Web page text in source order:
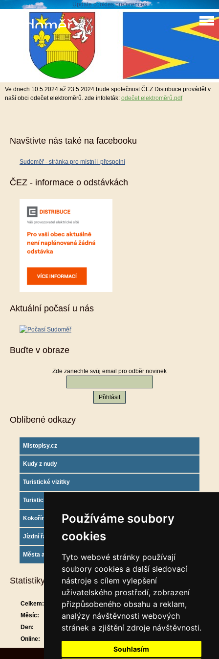
Používáme soubory
cookies
Tyto webové stránky používají
soubory cookies a další sledovací
nástroje s cílem vylepšení
uživatelského prostředí, zobrazení
přizpůsobeného obsahu a reklam,
analýzy návštěvnosti webových
stránek a zjištění zdroje návštěvnosti.
Souhlasím
Update cookies preferences
Sudoměř
Odečet elektroměrů 2024
2. 5. 2024
Ve dnech 10.5.2024 až 23.5.2024 bude společnost ČEZ Distribuce provádět v
naší obci odečet elektroměrů. zde infoleták: odečet elektroměrů.pdf
Navštivte nás také na facebooku
Sudoměř - stránka pro místní i přespolní
ČEZ - informace o odstávkách
Aktuální počasí u nás
Buďte v obraze
Zde zanechte svůj email pro odběr novinek
Oblíbené odkazy
Mistopisy.cz
Kudy z nudy
Turistické vizitky
Turistický deník
Kokořínsko info
Jízdní řády
Města a obce
Statistiky
Online:
Celkem:
909280
Měsíc:
29593
Den: